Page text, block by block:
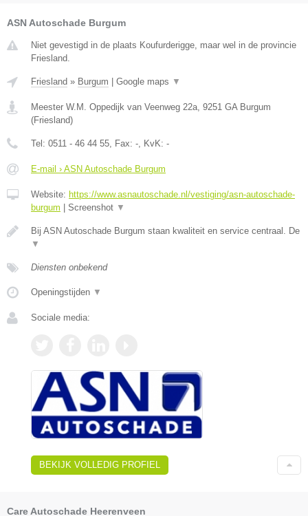
ASN Autoschade Burgum
Niet gevestigd in de plaats Koufurderigge, maar wel in de provincie
Friesland.
Friesland » Burgum Google maps ▼
Meester W.M. Oppedijk van Veenweg 22a, 9251 GA Burgum
(Friesland)
Tel: 0511 - 46 44 55, Fax: -, KvK: -
E-mail › ASN Autoschade Burgum
Website: https://www.asnautoschade.nl/vestiging/asn-autoschade-
burgum
Screenshot ▼
Bij ASN Autoschade Burgum staan kwaliteit en service centraal. De
▼
Diensten onbekend
Openingstijden ▼
Sociale media:
BEKIJK VOLLEDIG PROFIEL
Care Autoschade Heerenveen